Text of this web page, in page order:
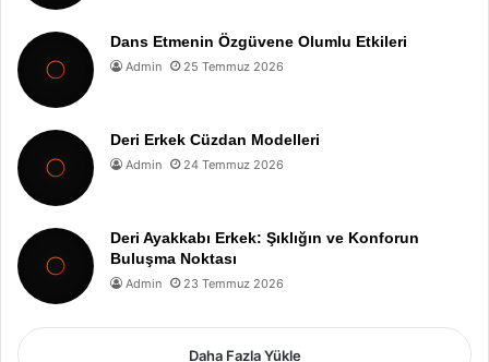
Dans Etmenin Özgüvene Olumlu Etkileri
Admin 25 Temmuz 2026
Deri Erkek Cüzdan Modelleri
Admin 24 Temmuz 2026
Deri Ayakkabı Erkek: Şıklığın ve Konforun
Buluşma Noktası
Admin 23 Temmuz 2026
Daha Fazla Yükle